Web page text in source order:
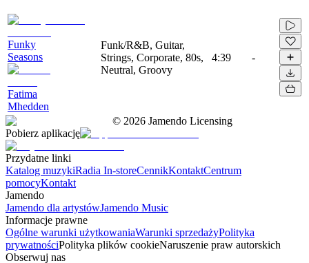
Funky
Seasons
Fatima
Mhedden
Funk/R&B, Guitar,
Strings, Corporate, 80s,
Neutral, Groovy
4:39 -
© 2026 Jamendo Licensing
Pobierz aplikację
Przydatne linki
Katalog muzykiRadia In-storeCennikKontaktCentrum
pomocyKontakt
Jamendo
Jamendo dla artystówJamendo Music
Informacje prawne
Ogólne warunki użytkowaniaWarunki sprzedażyPolityka
prywatnościPolityka plików cookieNaruszenie praw autorskich
Obserwuj nas